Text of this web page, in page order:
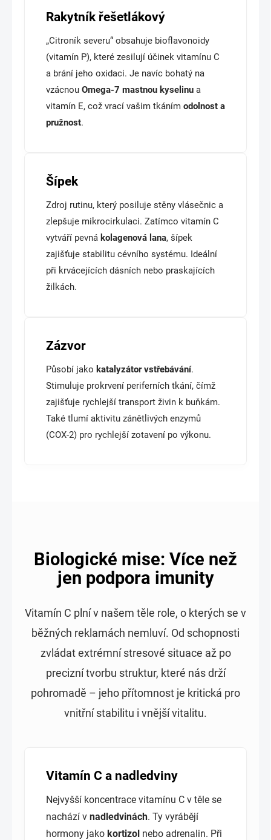
Rakytník řešetlákový
„Citroník severu“ obsahuje bioflavonoidy
(vitamín P), které zesilují účinek vitamínu C
a brání jeho oxidaci. Je navíc bohatý na
vzácnou Omega-7 mastnou kyselinu a
vitamín E, což vrací vašim tkáním odolnost a
pružnost.
Šípek
Zdroj rutinu, který posiluje stěny vlásečnic a
zlepšuje mikrocirkulaci. Zatímco vitamín C
vytváří pevná kolagenová lana, šípek
zajišťuje stabilitu cévního systému. Ideální
při krvácejících dásních nebo praskajících
žilkách.
Zázvor
Působí jako katalyzátor vstřebávání.
Stimuluje prokrvení periferních tkání, čímž
zajišťuje rychlejší transport živin k buňkám.
Také tlumí aktivitu zánětlivých enzymů
(COX-2) pro rychlejší zotavení po výkonu.
Biologické mise: Více než
jen podpora imunity
Vitamín C plní v našem těle role, o kterých se v
běžných reklamách nemluví. Od schopnosti
zvládat extrémní stresové situace až po
precizní tvorbu struktur, které nás drží
pohromadě – jeho přítomnost je kritická pro
vnitřní stabilitu i vnější vitalitu.
Vitamín C a nadledviny
Nejvyšší koncentrace vitamínu C v těle se
nachází v nadledvinách. Ty vyrábějí
hormony jako kortizol nebo adrenalin. Při